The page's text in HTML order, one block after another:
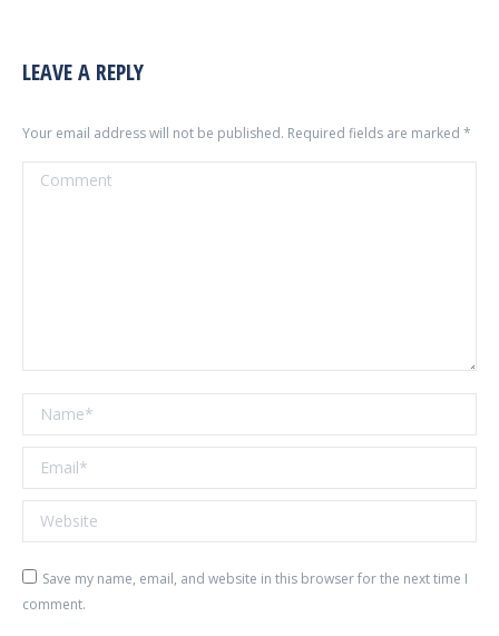
LEAVE A REPLY
Your email address will not be published. Required fields are marked *
Comment
Name *
Email *
Website
Save my name, email, and website in this browser for the next time I
comment.